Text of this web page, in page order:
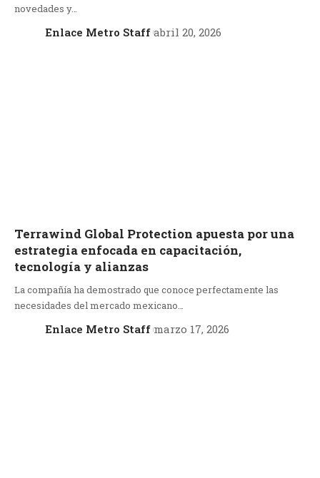
novedades y…
Enlace Metro Staff abril 20, 2026
Terrawind Global Protection apuesta por una
estrategia enfocada en capacitación,
tecnología y alianzas
La compañía ha demostrado que conoce perfectamente las
necesidades del mercado mexicano…
Enlace Metro Staff marzo 17, 2026